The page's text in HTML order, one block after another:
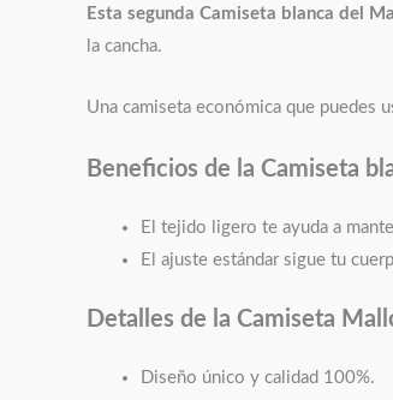
Esta segunda Camiseta blanca del
la cancha.
Una camiseta económica que puedes
Beneficios de la Camiseta
El tejido ligero te ayuda a
El ajuste estándar sigue tu
Detalles de la Camiseta
Diseño único y calidad 100%.